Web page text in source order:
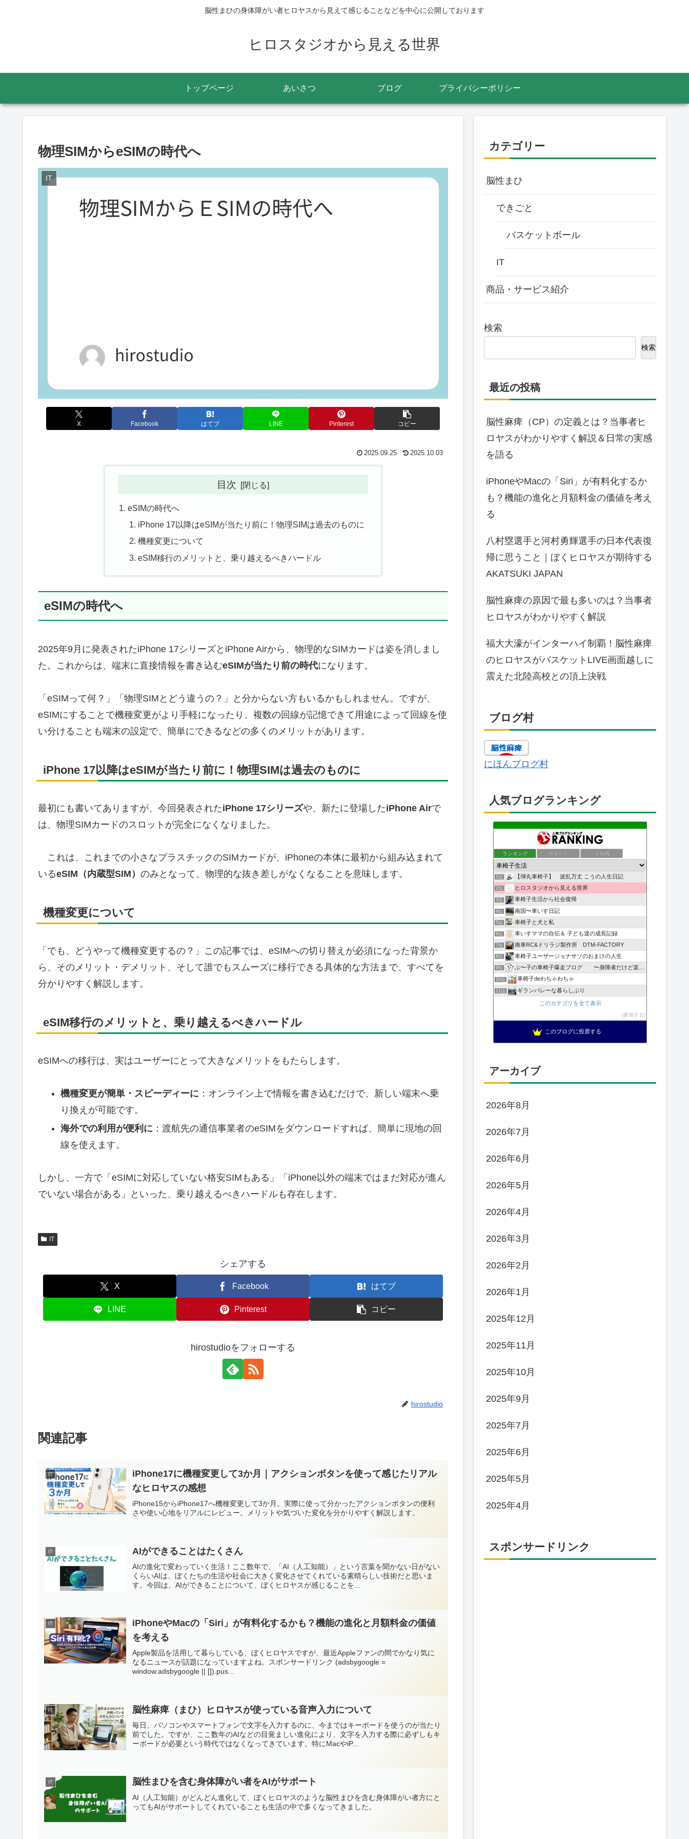
脳性まひの身体障がい者ヒロヤスから見えて感じることなどを中心に公開しております
ヒロスタジオから見える世界
トップページ あいさつ ブログ プライバシーポリシー
物理SIMからeSIMの時代へ
IT
X Facebook はてブ LINE Pinterest コピー
2025.09.25 2025.10.03
目次
eSIMの時代へ
iPhone 17以降はeSIMが当たり前に！物理SIMは過去のものに
機種変更について
eSIM移行のメリットと、乗り越えるべきハードル
eSIMの時代へ
2025年9月に発表されたiPhone 17シリーズとiPhone Airから、物理的なSIMカードは姿を消しまし
た。これからは、端末に直接情報を書き込むeSIMが当たり前の時代になります。
「eSIMって何？」「物理SIMとどう違うの？」と分からない方もいるかもしれません。ですが、
eSIMにすることで機種変更がより手軽になったり、複数の回線が記憶できて用途によって回線を使
い分けることも端末の設定で、簡単にできるなどの多くのメリットがあります。
iPhone 17以降はeSIMが当たり前に！物理SIMは過去のものに
最初にも書いてありますが、今回発表されたiPhone 17シリーズや、新たに登場したiPhone Airで
は、物理SIMカードのスロットが完全になくなりました。
これは、これまでの小さなプラスチックのSIMカードが、iPhoneの本体に最初から組み込まれて
いるeSIM（内蔵型SIM） のみとなって、物理的な抜き差しがなくなることを意味します。
機種変更について
「でも、どうやって機種変更するの？」この記事では、eSIMへの切り替えが必須になった背景か
ら、そのメリット・デメリット、そして誰でもスムーズに移行できる具体的な方法まで、すべてを
分かりやすく解説します。
eSIM移行のメリットと、乗り越えるべきハードル
eSIMへの移行は、実はユーザーにとって大きなメリットをもたらします。
機種変更が簡単・スピーディーに ：オンライン上で情報を書き込むだけで、新しい端末へ乗
り換えが可能です。
海外での利用が便利に ：渡航先の通信事業者のeSIMをダウンロードすれば、簡単に現地の回
線を使えます。
しかし、一方で「eSIMに対応していない格安SIMもある」「iPhone以外の端末ではまだ対応が進ん
でいない場合がある」といった、乗り越えるべきハードルも存在します。
IT
シェアする
X Facebook はてブ
LINE Pinterest コピー
hirostudioをフォローする
hirostudio
関連記事
IT
iPhone17に機種変更して3か月｜アクションボタンを使って感じたリアル
なヒロヤスの感想
iPhone15からiPhone17へ機種変更して3か月。実際に使って分かったアクションボタンの便利
さや使い心地をリアルにレビュー。メリットや気づいた変化を分かりやすく解説します。
IT AIができることはたくさん
AIの進化で変わっていく生活！ここ数年で、「AI（人工知能）」という言葉を聞かない日がない
くらいAIは、ぼくたちの生活や社会に大きく変化させてくれている素晴らしい技術だと思いま
す。今回は、AIができることについて、ぼくヒロヤスが感じることを...
IT
iPhoneやMacの「Siri」が有料化するかも？機能の進化と月額料金の価値
を考える
Apple製品を活用して暮らしている、ぼくヒロヤスですが、最近Appleファンの間でかなり気に
なるニュースが話題になっていますよね。スポンサードリンク (adsbygoogle =
window.adsbygoogle || []).pus...
IT 脳性麻痺（まひ）ヒロヤスが使っている音声入力について
毎日、パソコンやスマートフォンで文字を入力するのに、今まではキーボードを使うのが当たり
前でした。ですが、ここ数年のAIなどの目覚ましい進化により、文字を入力する際に必ずしもキ
ーボードが必要という時代ではなくなってきています。特にMacやiP...
IT 脳性まひを含む身体障がい者をAIがサポート
AI（人工知能）がどんどん進化して、ぼくヒロヤスのような脳性まひを含む身体障がい者方にと
ってもAIがサポートしてくれていることも生活の中で多くなってきました。
カテゴリー
脳性まひ
できごと
バスケットボール
IT
商品・サービス紹介
検索
検索
最近の投稿
脳性麻痺（CP）の定義とは？当事者ヒ
ロヤスがわかりやすく解説＆日常の実感
を語る
iPhoneやMacの「Siri」が有料化するか
も？機能の進化と月額料金の価値を考え
る
八村塁選手と河村勇輝選手の日本代表復
帰に思うこと｜ぼくヒロヤスが期待する
AKATSUKI JAPAN
脳性麻痺の原因で最も多いのは？当事者
ヒロヤスがわかりやすく解説
福大大濠がインターハイ制覇！脳性麻痺
のヒロヤスがバスケットLIVE画面越しに
震えた北陸高校との頂上決戦
ブログ村
にほんブログ村
人気ブログランキング
ランキング ポイント ブロ画
1位 【弾丸車椅子】 波乱万丈 こうの人生日記
2位 ヒロスタジオから見える世界
3位 車椅子生活から社会復帰
4位 南国〜車いす日記
5位 車椅子と犬と私
6位 車いすママの自伝＆ 子ども達の成長記録
7位 痛車RC&ドリラジ製作所 DTM-FACTORY
8位 車椅子ユーザージョナサソのおまけの人生
9位 ぶ〜子の車椅子爆走ブログ 〜身障者だけど楽しく生きてやる〜
10位 車椅子deわちゃわちゃ
11位 ギランバレーな暮らしぶり
このカテゴリを全て表示
参加する
このブログに投票する
アーカイブ
2026年8月
2026年7月
2026年6月
2026年5月
2026年4月
2026年3月
2026年2月
2026年1月
2025年12月
2025年11月
2025年10月
2025年9月
2025年7月
2025年6月
2025年5月
2025年4月
スポンサードリンク